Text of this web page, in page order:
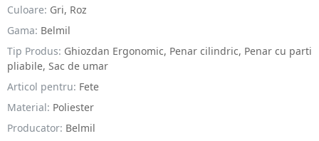
Culoare: Gri, Roz
Gama: Belmil
Tip Produs: Ghiozdan Ergonomic, Penar cilindric, Penar cu parti
pliabile, Sac de umar
Articol pentru: Fete
Material: Poliester
Producator: Belmil